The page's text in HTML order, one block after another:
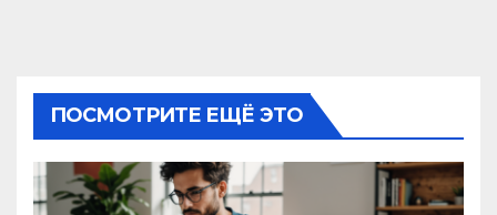
ПОСМОТРИТЕ ЕЩЁ ЭТО